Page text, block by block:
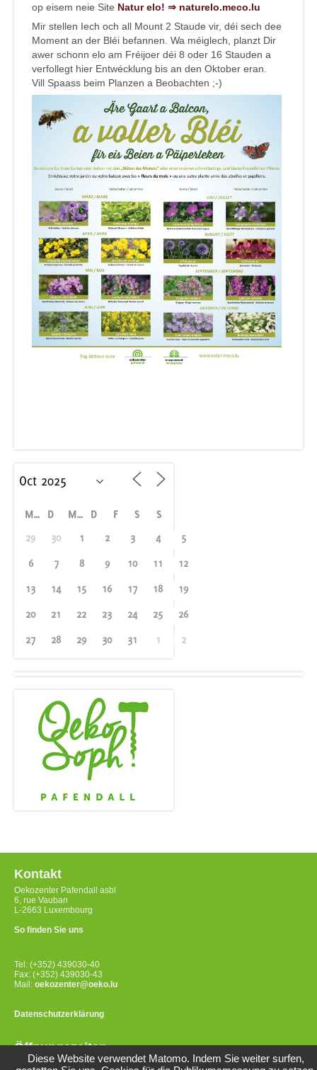
op eisem neie Site Natur elo! ⇒ naturelo.meco.lu
Mir stellen Iech och all Mount 2 Staude vir, déi sech dee
Moment an der Bléi befannen. Wa méiglech, planzt Dir
awer schonn elo am Fréijoer déi 8 oder 16 Stauden a
verfollegt hier Entwécklung bis an den Oktober eran.
Vill Spaass beim Planzen a Beobachten ;-)
M D M D F S
S
29
30 1 2 3 4 5
6 7 8 9 10 11 12
13 14 15 16 17 18 19
20 21 22 23 24 25 26
27 28 29 30 31 1 2
Kontakt
Oekozenter Pafendall asbl
6, rue Vauban
L-2663 Luxembourg
So finden Sie uns
Tel: (+352) 439030-40
Fax: (+352) 439030-43
Mail: oekozenter@oeko.lu
Datenschutzerklärung
Öffnungszeiten
Montag bis Freitag
Diese Website verwendet Matomo. Indem Sie weiter surfen,